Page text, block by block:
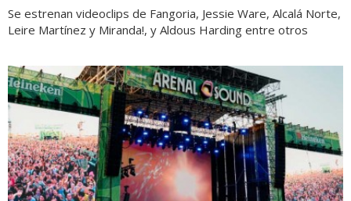
Se estrenan videoclips de Fangoria, Jessie Ware, Alcalá Norte,
Leire Martínez y Miranda!, y Aldous Harding entre otros